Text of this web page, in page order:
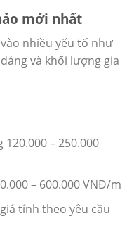
mới nhất
nhiều yếu tố như
và khối lượng gia
– 250.000
– 600.000 VNĐ/m
tính theo yêu cầu